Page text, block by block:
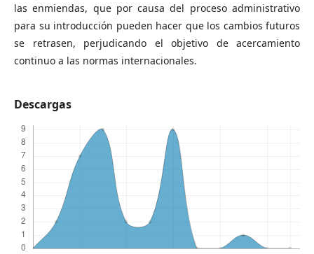
las enmiendas, que por causa del proceso administrativo
para su introducción pueden hacer que los cambios futuros
se retrasen, perjudicando el objetivo de acercamiento
continuo a las normas internacionales.
Descargas